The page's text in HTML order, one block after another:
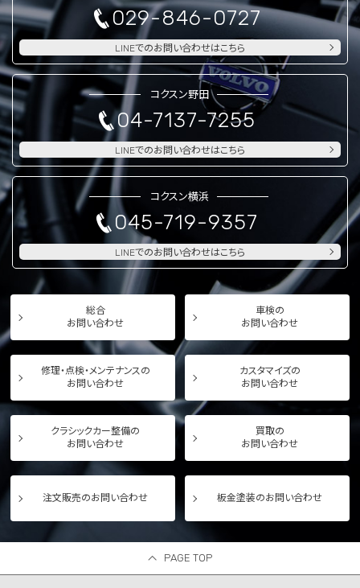
029-846-0727
LINEでのお問い合わせはこちら
コクスン野田
04-7137-7255
LINEでのお問い合わせはこちら
コクスン横浜
045-719-9357
LINEでのお問い合わせはこちら
総合
お問い合わせ
車検の
お問い合わせ
修理・点検・メンテナンスの
お問い合わせ
カスタマイズの
お問い合わせ
クラシックカー整備の
お問い合わせ
買取の
お問い合わせ
注文販売のお問い合わせ 板金塗装のお問い合わせ
PAGE TOP